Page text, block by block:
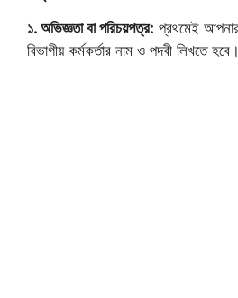
১. অভিজ্ঞতা বা পরিচয়পত্র: প্রথমেই
বিভাগীয় কর্মকর্তার নাম ও পদবী লিখতে হবে।